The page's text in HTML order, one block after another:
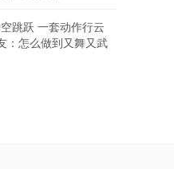
跳跃 一套动作行云
：怎么做到又舞又武